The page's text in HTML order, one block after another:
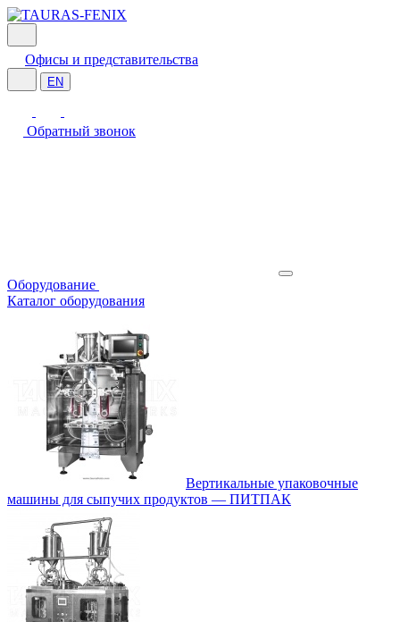
Офисы и представительства
EN
Обратный звонок
Оборудование
Каталог оборудования
Вертикальные упаковочные
машины для сыпучих продуктов — ПИТПАК